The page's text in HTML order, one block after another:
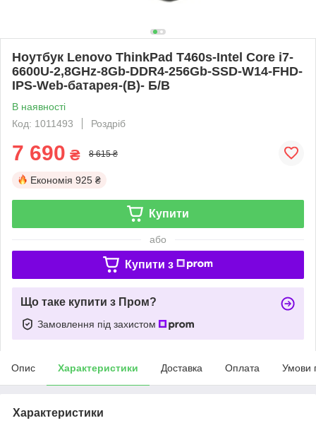
Ноутбук Lenovo ThinkPad T460s-Intel Core i7-
6600U-2,8GHz-8Gb-DDR4-256Gb-SSD-W14-FHD-
IPS-Web-батарея-(B)- Б/В
В наявності
Код: 1011493
Роздріб
7 690 ₴ 8 615 ₴
Економія 925 ₴
Купити
або
Купити з
Що таке купити з Пром?
Замовлення під захистом
Опис Характеристики Доставка Оплата Умови
Характеристики